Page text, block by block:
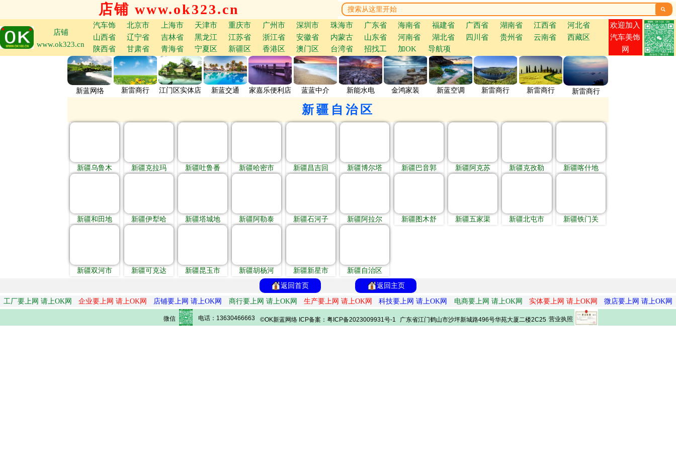
店铺 www.ok323.cn 
店铺
www.ok323.cn
汽车饰 北京市 上海市 天津市 重庆市 广州市 深圳市 珠海市 广东省 海南省 福建省 广西省 湖南省 江西省
河北省
山西省
辽宁省 吉林省 黑龙江 江苏省 浙江省 安徽省 内蒙古 山东省 河南省 湖北省 四川省 贵州省 云南省
西藏区
陕西省
甘肃省 青海省 宁夏区 新疆区 香港区 澳门区 台湾省 招找工 加OK 导航项
欢迎加入
汽车美饰
网
新蓝网络 新雷商行 江门区实体店 新蓝交通 家嘉乐便利店 蓝蓝中介 新能水电 金鸿家装 新蓝空调 新雷商行 新雷商行 新雷商行
新疆自治区
新疆乌鲁木 新疆克拉玛 新疆吐鲁番 新疆哈密市 新疆昌吉回 新疆博尔塔 新疆巴音郭 新疆阿克苏 新疆克孜勒 新疆喀什地
新疆和田地 新疆伊犁哈 新疆塔城地 新疆阿勒泰 新疆石河子 新疆阿拉尔 新疆图木舒 新疆五家渠 新疆北屯市 新疆铁门关
新疆双河市 新疆可克达 新疆昆玉市 新疆胡杨河 新疆新星市
新疆自治区
返回首页
返回主页
工厂要上网 请上OK网
企业要上网 请上OK网 店铺要上网 请上OK网 商行要上网 请上OK网 生产要上网 请上OK网 科技要上网 请上OK网 电商要上网 请上OK网 实体要上网 请上OK网 微店要上网 请上OK网
微信 电话：13630466663 ©OK新蓝网络 ICP备案：粤ICP备2023009931号-1 广东省江门鹤山市沙坪新城路496号华苑大厦二楼2C25 营业执照